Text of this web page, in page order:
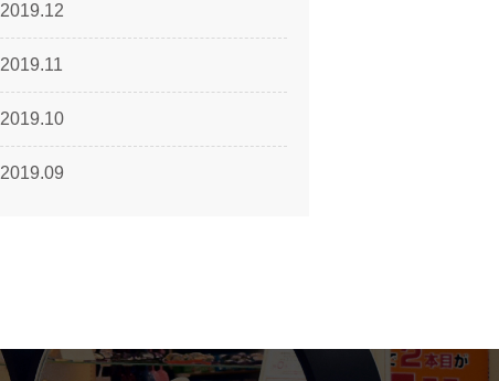
2019.12
2019.11
2019.10
2019.09